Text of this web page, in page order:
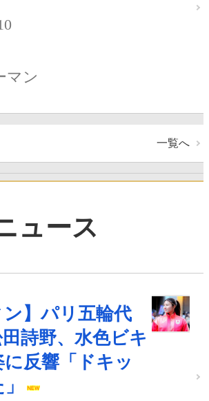
マン
一覧へ
ュース
ン】パリ五輪代
詩野、水色ビキ
反響「ドキッ